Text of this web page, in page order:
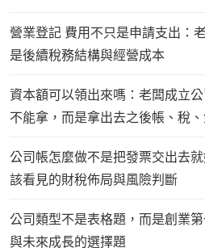
營業登記 費用不只是申請支出：
是後續稅務結構與經營成本
資本額可以領出來嗎：老闆成立
不能拿，而是拿出去之後帳、稅
公司帳怎麼做不是把發票交出去
該看見的財稅佈局與風險判斷
公司類型不是表格題，而是創業
與未來成長的選擇題